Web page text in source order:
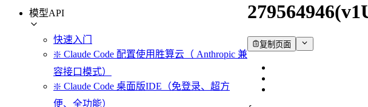
模型API
快速入门
❇️ Claude Code 配置使用胜算云（ Anthropic 兼
容接口模式）
❇️ Claude Code 桌面版IDE（免登录、超方
便、全功能）
复制页面